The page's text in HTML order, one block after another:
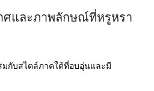
ศและภาพลักษณ์ที่หรูหรา
กับสไตล์ภาคใต้ที่อบอุ่นและมี